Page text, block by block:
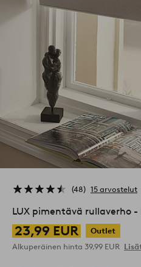
48 15 arvostelut
LUX pimentävä rullaverho -
23,99 EUR
Outlet
Alkuperäinen hinta 39,99 EUR